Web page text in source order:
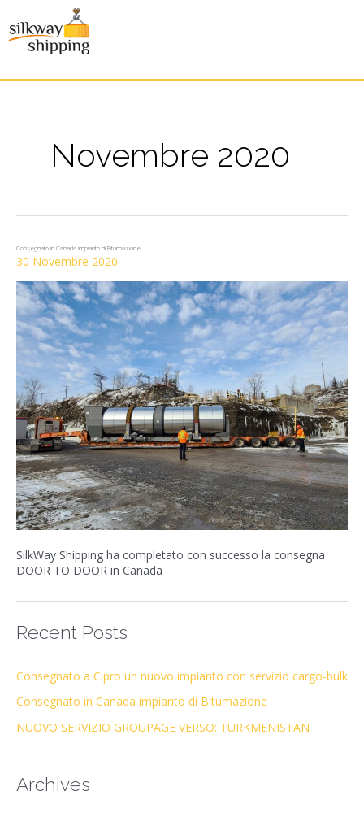
Novembre 2020
Consegnato in Canada impianto di Bitumazione
30 Novembre 2020
SilkWay Shipping ha completato con successo la consegna
DOOR TO DOOR in Canada
Recent Posts
Consegnato a Cipro un nuovo impianto con servizio cargo-bulk
Consegnato in Canada impianto di Bitumazione
NUOVO SERVIZIO GROUPAGE VERSO: TURKMENISTAN
Archives